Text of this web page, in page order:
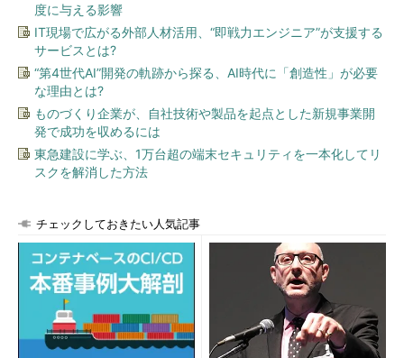
度に与える影響
IT現場で広がる外部人材活用、“即戦力エンジニア”が支援する
サービスとは?
“第4世代AI”開発の軌跡から探る、AI時代に「創造性」が必要
な理由とは?
ものづくり企業が、自社技術や製品を起点とした新規事業開
発で成功を収めるには
東急建設に学ぶ、1万台超の端末セキュリティを一本化してリ
スクを解消した方法
チェックしておきたい人気記事